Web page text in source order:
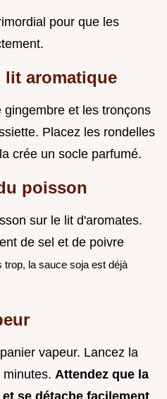
pour que les
lit aromatique
et les tronçons
Placez les rondelles
crée un socle parfumé.
poisson
sur le lit d'aromates.
de sel et de poivre
trop, la sauce soja est déjà
vapeur. Lancez la
minutes. Attendez que la
se détache facilement